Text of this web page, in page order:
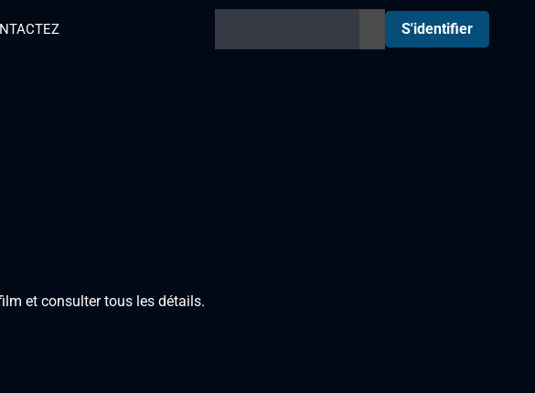
S'identifier
et consulter tous les détails.